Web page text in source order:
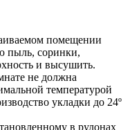
помещении
пыль, соринки,
и высушить.
не должна
температурой
укладки до 24º
в рулонах